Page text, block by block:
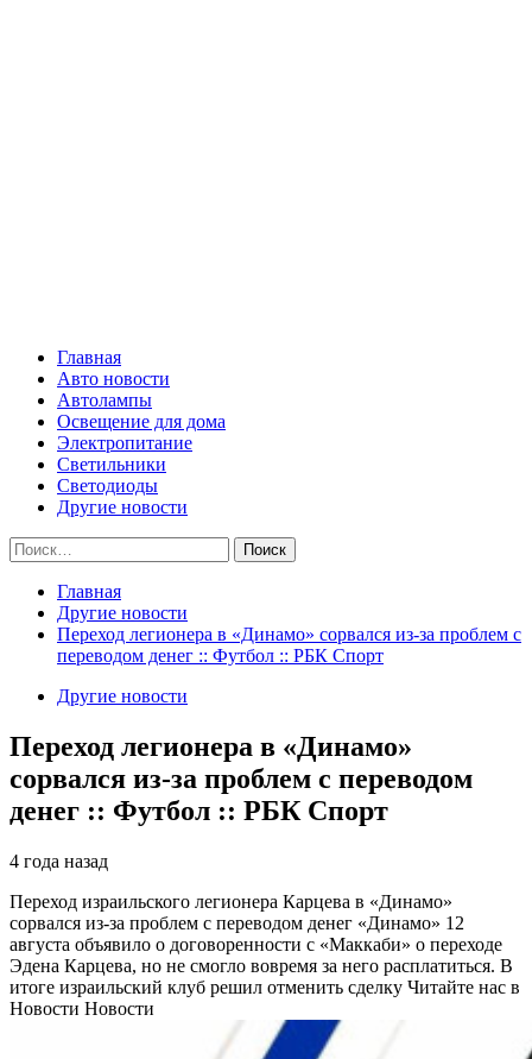
Главная
Авто новости
Автолампы
Освещение для дома
Электропитание
Светильники
Светодиоды
Другие новости
Найти:
Главная
Другие новости
Переход легионера в «Динамо» сорвался из-за проблем с
переводом денег :: Футбол :: РБК Спорт
Другие новости
Переход легионера в «Динамо»
сорвался из-за проблем с переводом
денег :: Футбол :: РБК Спорт
4 года назад
Переход израильского легионера Карцева в «Динамо»
сорвался из-за проблем с переводом денег «Динамо» 12
августа объявило о договоренности с «Маккаби» о переходе
Эдена Карцева, но не смогло вовремя за него расплатиться. В
итоге израильский клуб решил отменить сделку Читайте нас в
Новости Новости